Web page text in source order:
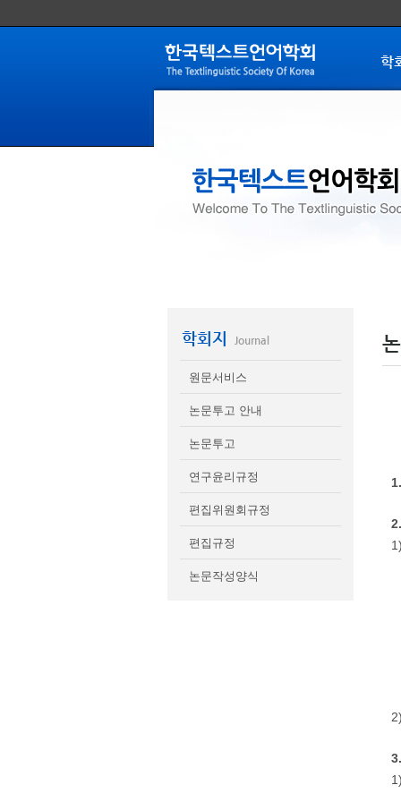
학
학회지 Journal
원문서비스
논문투고 안내
논문투고
연구윤리규정
편집위원회규정
편집규정
논문작성양식